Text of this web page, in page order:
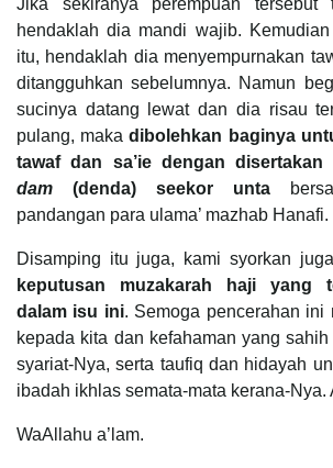
hendaklah dia mandi wajib.
itu, hendaklah dia menyempurnakan
ditangguhkan sebelumnya. Namun
sucinya datang lewat dan dia risau
pulang, makadibolehkan baginya
tawaf dan sa’ie dengan disertakan
dam (denda) seekor unta
pandangan para ulama’ mazhab Hanafi.
Disamping itu juga, kami syorkan
keputusan muzakarah haji yang
dalam isu ini. Semoga pencerahan ini
kepada kita dan kefahaman yang
syariat-Nya, serta taufiq dan hidayah
ibadah ikhlas semata-mata kerana-Nya.
WaAllahu a’lam.